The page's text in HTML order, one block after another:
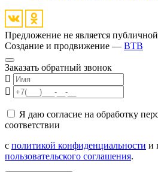
Предложение не является
Создание и продвижение — BTB
Заказать обратный звонок
Я даю согласие на обработку
соответствии
с политикой конфиденциальности и
пользовательского соглашения.